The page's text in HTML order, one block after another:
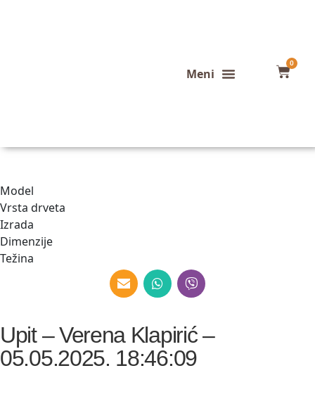
0
Model
Vrsta drveta
Izrada
Dimenzije
Težina
Upit – Verena Klapirić –
05.05.2025. 18:46:09